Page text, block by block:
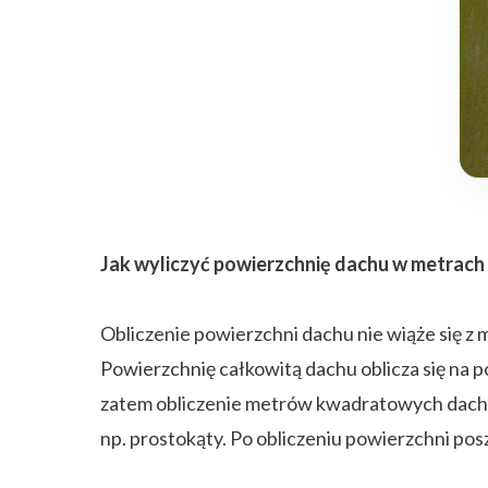
Jak wyliczyć powierzchnię dachu w
Obliczenie powierzchni dachu nie wiąże się
Powierzchnię całkowitą dachu oblicza się
zatem obliczenie metrów kwadratowych
np. prostokąty. Po obliczeniu powierzchni